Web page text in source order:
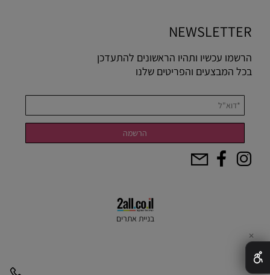
NEWSLETTER
הרשמו עכשיו ותהיו הראשונים להתעדכן
בכל המבצעים והפריטים שלנו
בניית אתרים
✕